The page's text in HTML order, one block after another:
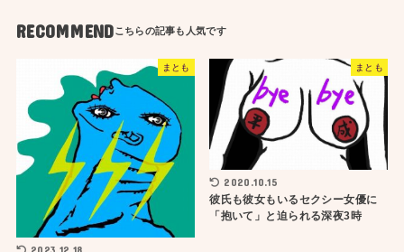
RECOMMEND
まとも まとも
2020.10.15
彼氏も彼女もいるセクシー女優に
「抱いて」と迫られる深夜3時